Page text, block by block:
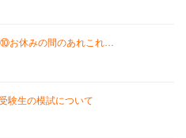
お休みの間のあれこれ…
験生の模試について